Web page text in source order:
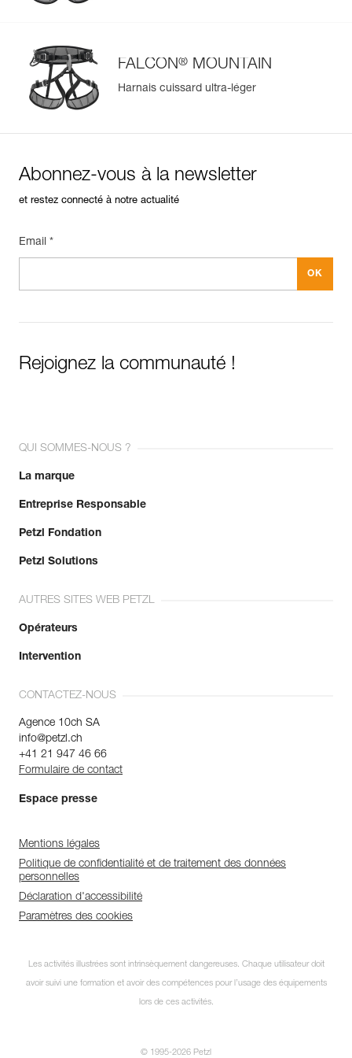
FALCON® MOUNTAIN
Harnais cuissard ultra-léger
Abonnez-vous à la newsletter
et restez connecté à notre actualité
Email *
Rejoignez la communauté !
QUI SOMMES-NOUS ?
La marque
Entreprise Responsable
Petzl Fondation
Petzl Solutions
AUTRES SITES WEB PETZL
Opérateurs
Intervention
CONTACTEZ-NOUS
Agence 10ch SA
info@petzl.ch
+41 21 947 46 66
Formulaire de contact
Espace presse
Mentions légales
Politique de confidentialité et de traitement des données
personnelles
Déclaration d'accessibilité
Paramètres des cookies
Les activités illustrées sont intrinsèquement dangereuses. Chaque utilisateur doit
avoir suivi une formation et avoir des compétences pour l’usage des équipements
lors de ces activités.
© 1995-2026 Petzl